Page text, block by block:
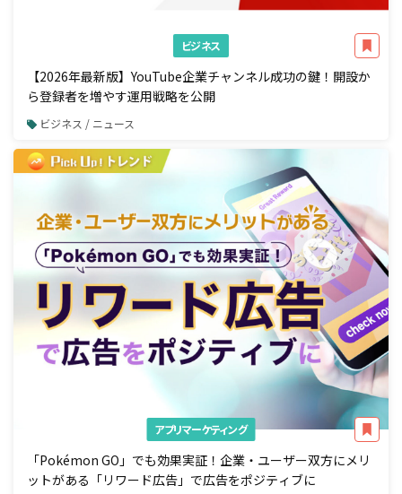
ビジネス
【2026年最新版】YouTube企業チャンネル成功の鍵！開設か
ら登録者を増やす運用戦略を公開
ビジネス / ニュース
アプリマーケティング
「Pokémon GO」でも効果実証！企業・ユーザー双方にメリ
ットがある「リワード広告」で広告をポジティブに